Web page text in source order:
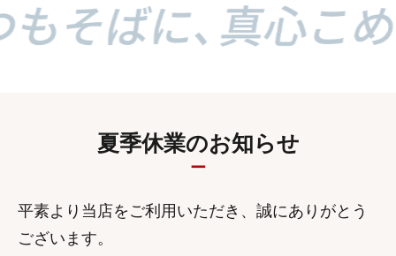
夏季休業のお知らせ
平素より当店をご利用いただき、誠にありがとう
ございます。